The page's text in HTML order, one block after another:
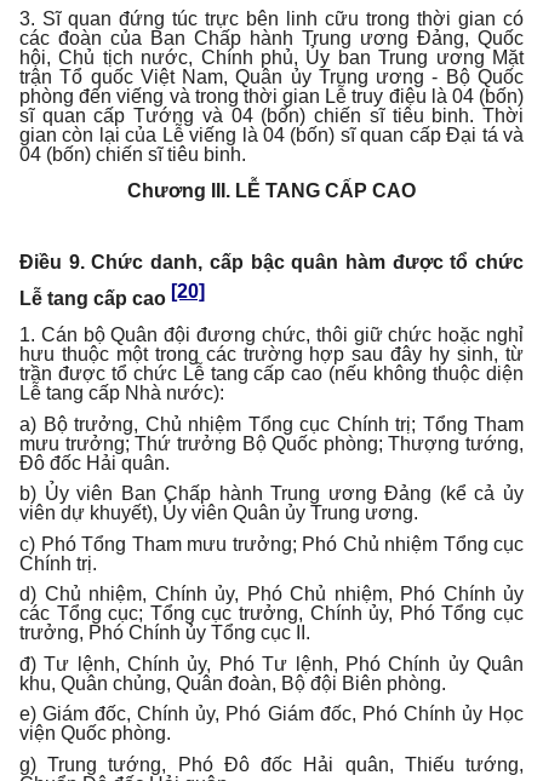
3. Sĩ quan đứng túc trực bên linh cữu trong thời gian có
các đoàn của Ban Chấp hành Trung ương Đảng, Quốc
hội, Chủ tịch nước, Chính phủ, Ủy ban Trung ương Mặt
trận Tổ quốc Việt Nam, Quân ủy Trung ương - Bộ Quốc
phòng đến viếng và trong thời gian Lễ truy điệu là 04 (bốn)
sĩ quan cấp Tướng và 04 (bốn) chiến sĩ tiêu binh. Thời
gian còn lại của Lễ viếng là 04 (bốn) sĩ quan cấp Đại tá và
04 (bốn) chiến sĩ tiêu binh.
Chương III. LỄ TANG CẤP CAO
Điều 9. Chức danh, cấp bậc quân hàm được tổ chức
Lễ tang cấp cao [20]
1. Cán bộ Quân đội đương chức, thôi giữ chức hoặc nghỉ
hưu thuộc một trong các trường hợp sau đây hy sinh, từ
trần được tổ chức Lễ tang cấp cao (nếu không thuộc diện
Lễ tang cấp Nhà nước):
a) Bộ trưởng, Chủ nhiệm Tổng cục Chính trị; Tổng Tham
mưu trưởng; Thứ trưởng Bộ Quốc phòng; Thượng tướng,
Đô đốc Hải quân.
b) Ủy viên Ban Chấp hành Trung ương Đảng (kể cả ủy
viên dự khuyết), Ủy viên Quân ủy Trung ương.
c) Phó Tổng Tham mưu trưởng; Phó Chủ nhiệm Tổng cục
Chính trị.
d) Chủ nhiệm, Chính ủy, Phó Chủ nhiệm, Phó Chính ủy
các Tổng cục; Tổng cục trưởng, Chính ủy, Phó Tổng cục
trưởng, Phó Chính ủy Tổng cục II.
đ) Tư lệnh, Chính ủy, Phó Tư lệnh, Phó Chính ủy Quân
khu, Quân chủng, Quân đoàn, Bộ đội Biên phòng.
e) Giám đốc, Chính ủy, Phó Giám đốc, Phó Chính ủy Học
viện Quốc phòng.
g) Trung tướng, Phó Đô đốc Hải quân, Thiếu tướng,